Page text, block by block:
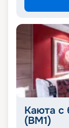
Каюта с
(BM1)